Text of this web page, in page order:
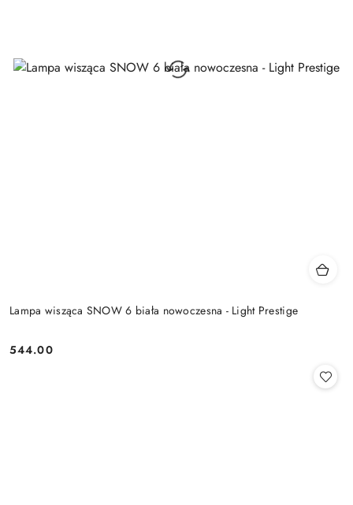
Lampa wisząca SNOW 6 biała nowoczesna - Light Prestige
Cena:
544.00